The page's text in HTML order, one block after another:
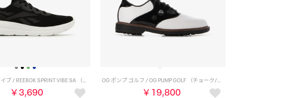
スプリント バイブ / REEBOK SPRINT VIBE SA （ブラック）
￥3,690
OG ポンプ ゴルフ / OG PUMP GOLF （チョーク/ブラック）
￥19,800